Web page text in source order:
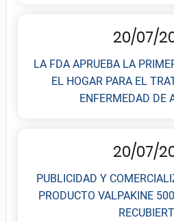
20/07/
LA FDA APRUEBA LA
EL HOGAR PARA EL
ENFERMEDAD DE
20/07/
PUBLICIDAD Y
PRODUCTO VALPAKINE